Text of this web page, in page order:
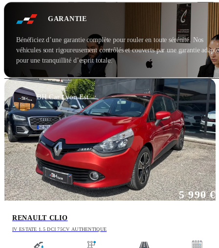
GARANTIE
Bénéficiez d’une garantie complète pour rouler en toute sérénité. Nos
véhicules sont rigoureusement contrôlés et couverts par une garantie
pour une tranquillité d’esprit totale.
RENAULT CLIO
IV ESTATE 1.5 DCI 75CV AUTHENTIQUE
5 990 €
BH Car Lyon Est